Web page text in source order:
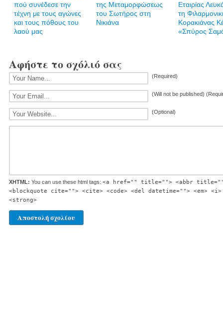
πού συνέδεσε την
τέχνη με τους αγώνες
και τους πόθους του
λαού μας
της Μεταμορφώσεως
του Σωτήρος στη
Νικιάνα
Εταιρίας
τη
Κορακιάνας
«Σπύρος
Αφήστε το σχόλιό σας
(Required)
(Will not be published)
(Optional)
XHTML: You can use these html tags: <a href="" title=""> <abbr
<blockquote cite=""> <cite> <code> <del datetime=""> <em>
<strong>